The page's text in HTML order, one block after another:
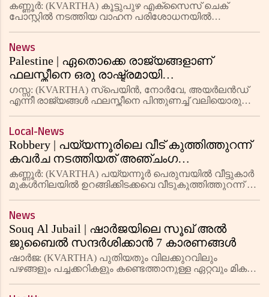
കണ്ണൂര്‍: (KVARTHA) കൂട്ടുപുഴ എക്‌സൈസ് ചെക്
പോസ്റ്റില്‍ നടത്തിയ വാഹന പരിശോധനയില്‍
നിന്നും 9.2 ഗ്രാം എം
News
Palestine | ഏതൊക്കെ രാജ്യങ്ങളാണ്
ഫലസ്തീനെ ഒരു രാഷ്ട്രമായി
അംഗീകരിക്കുന്നത്, ഇന്ത്യയുമുണ്ടോ?
ഗസ്സ: (KVARTHA) സ്പെയിൻ, നോർവേ, അയർലൻഡ്
എന്നീ രാജ്യങ്ങൾ ഫലസ്തീനെ പിന്തുണച്ച് വലിയൊരു
പ്രഖ്യാപനം. കിഴക്കൻ ജറുസലേം
Local-News
Robbery | പയ്യന്നൂരിലെ വീട് കുത്തിത്തുറന്ന്
കവര്‍ച നടത്തിയത് അഞ്ചംഗ
പ്രൊഫഷനല്‍ സംഘമെന്ന് പൊലീസ്
കണ്ണൂര്‍: (KVARTHA) പയ്യന്നൂര്‍ പെരുമ്പയില്‍ വീട്ടുകാര്‍
മുകള്‍നിലയില്‍ ഉറങ്ങിക്കിടക്കവെ വീടുകുത്തിത്തുറന്ന് 76
News
Souq Al Jubail | ഷാർജയിലെ സൂഖ് അൽ
ജുബൈൽ സന്ദർശിക്കാൻ 7 കാരണങ്ങൾ
ഷാർജ: (KVARTHA) പുതിയതും വിലക്കുറവിലും
പഴങ്ങളും പച്ചക്കറികളും കണ്ടെത്താനുള്ള ഏറ്റവും മികച്ച